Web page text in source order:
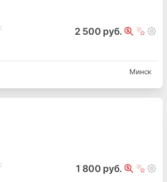
: 2 500 руб.
Минск
: 1 800 руб.